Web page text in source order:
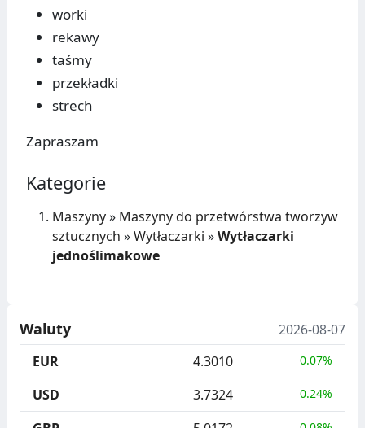
worki
rekawy
taśmy
przekładki
strech
Zapraszam
Kategorie
Maszyny» Maszyny do przetwórstwa tworzyw
sztucznych »Wytłaczarki »Wytłaczarki
jednoślimakowe
Waluty
2026-08-07
EUR
4.3010 0.07%
USD 3.7324 0.24%